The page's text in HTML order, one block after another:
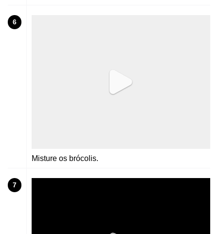
6
Misture os brócolis.
7